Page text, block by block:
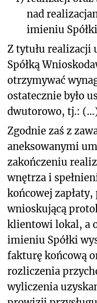
nad
imieniu
Z tytułu realizacji
Spółką
otrzymywać
ostatecznie było
dwutorowo, tj.:
Zgodnie zaś z
aneksowanymi
zakończeniu
wnętrza i
końcowej
wnioskującą
klientowi lokal, a
imieniu Spółki
fakturę końcową
rozliczenia
wyliczenia